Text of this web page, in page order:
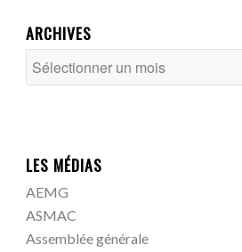
ARCHIVES
LES MÉDIAS
AEMG
ASMAC
Assemblée générale